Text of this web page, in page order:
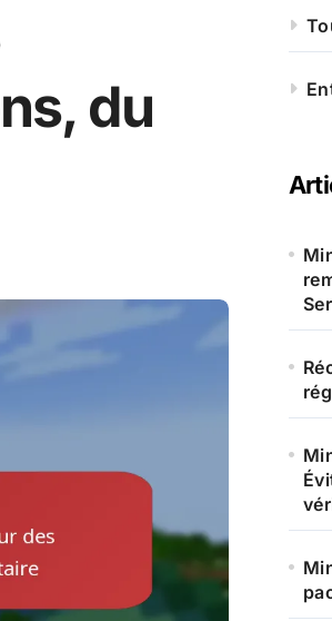
du